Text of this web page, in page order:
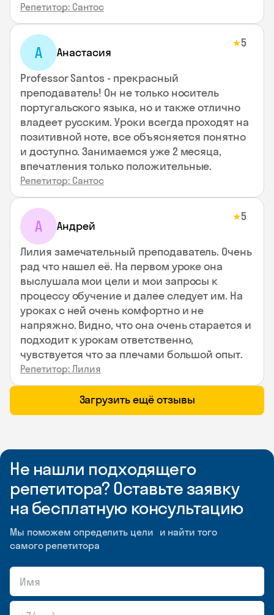
Репетитор: Сантос
А Анастасия
★5
Professor Santos - прекрасный
преподаватель! Он не только носитель
португальского языка, но и также отлично
владеет русским. Уроки всегда проходят на
позитивной ноте, все объясняется понятно
и доступно. Занимаемся уже 2 месяца,
впечатления только положительные.
Репетитор: Сантос
А Андрей
★5
Лилия замечательный преподаватель. Очень
рад что нашел её. На первом уроке она
выслушала мои цели и мои запросы к
процессу обучение и далее следует им. На
уроках с ней очень комфортно и не
напряжно. Видно, что она очень старается и
подходит к урокам ответственно,
чувствуется что за плечами большой опыт.
Репетитор: Лилия
Загрузить ещё отзывы
Не нашли подходящего
репетитора? Оставьте заявку
на бесплатную консультацию
Мы поможем определить цели и найти того
самого репетитора